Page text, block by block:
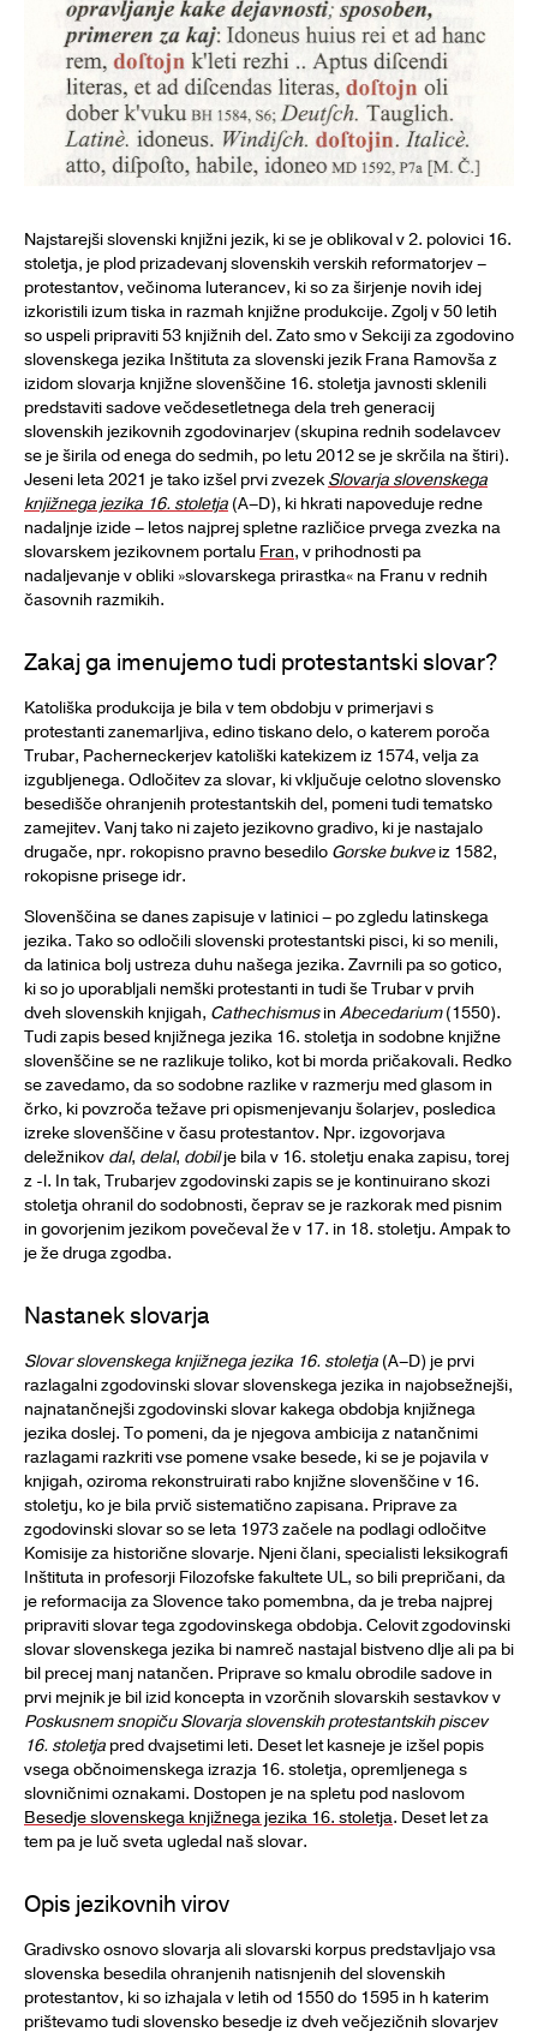
Najstarejši slovenski knjižni jezik, ki se je oblikoval v 2. polovici 16.
stoletja, je plod prizadevanj slovenskih verskih reformatorjev –
protestantov, večinoma luterancev, ki so za širjenje novih idej
izkoristili izum tiska in razmah knjižne produkcije. Zgolj v 50 letih
so uspeli pripraviti 53 knjižnih del. Zato smo v Sekciji za zgodovino
slovenskega jezika Inštituta za slovenski jezik Frana Ramovša z
izidom slovarja knjižne slovenščine 16. stoletja javnosti sklenili
predstaviti sadove večdesetletnega dela treh generacij
slovenskih jezikovnih zgodovinarjev (skupina rednih sodelavcev
se je širila od enega do sedmih, po letu 2012 se je skrčila na štiri).
Jeseni leta 2021 je tako izšel prvi zvezekSlovarja slovenskega
knjižnega jezika 16. stoletja (A–D), ki hkrati napoveduje redne
nadaljnje izide – letos najprej spletne različice prvega zvezka na
slovarskem jezikovnem portalu Fran, v prihodnosti pa
nadaljevanje v obliki »slovarskega prirastka« na Franu v rednih
časovnih razmikih.
Zakaj ga imenujemo tudi protestantski slovar?
Katoliška produkcija je bila v tem obdobju v primerjavi s
protestanti zanemarljiva, edino tiskano delo, o katerem poroča
Trubar, Pacherneckerjev katoliški katekizem iz 1574, velja za
izgubljenega. Odločitev za slovar, ki vključuje celotno slovensko
besedišče ohranjenih protestantskih del, pomeni tudi tematsko
zamejitev. Vanj tako ni zajeto jezikovno gradivo, ki je nastajalo
drugače, npr. rokopisno pravno besedilo Gorske bukveiz 1582,
rokopisne prisege idr.
Slovenščina se danes zapisuje v latinici – po zgledu latinskega
jezika. Tako so odločili slovenski protestantski pisci, ki so menili,
da latinica bolj ustreza duhu našega jezika. Zavrnili pa so gotico,
ki so jo uporabljali nemški protestanti in tudi še Trubar v prvih
dveh slovenskih knjigah, Cathechismusin Abecedarium(1550).
Tudi zapis besed knjižnega jezika 16. stoletja in sodobne knjižne
slovenščine se ne razlikuje toliko, kot bi morda pričakovali. Redko
se zavedamo, da so sodobne razlike v razmerju med glasom in
črko, ki povzroča težave pri opismenjevanju šolarjev, posledica
izreke slovenščine v času protestantov. Npr. izgovorjava
deležnikov dal, delal, dobilje bila v 16. stoletju enaka zapisu, torej
z -l. In tak, Trubarjev zgodovinski zapis se je kontinuirano skozi
stoletja ohranil do sodobnosti, čeprav se je razkorak med pisnim
in govorjenim jezikom povečeval že v 17. in 18. stoletju. Ampak to
je že druga zgodba.
Nastanek slovarja
Slovar slovenskega knjižnega jezika 16. stoletja (A–D) je prvi
razlagalni zgodovinski slovar slovenskega jezika in najobsežnejši,
najnatančnejši zgodovinski slovar kakega obdobja knjižnega
jezika doslej. To pomeni, da je njegova ambicija z natančnimi
razlagami razkriti vse pomene vsake besede, ki se je pojavila v
knjigah, oziroma rekonstruirati rabo knjižne slovenščine v 16.
stoletju, ko je bila prvič sistematično zapisana. Priprave za
zgodovinski slovar so se leta 1973 začele na podlagi odločitve
Komisije za historične slovarje. Njeni člani, specialisti leksikografi
Inštituta in profesorji Filozofske fakultete UL, so bili prepričani, da
je reformacija za Slovence tako pomembna, da je treba najprej
pripraviti slovar tega zgodovinskega obdobja. Celovit zgodovinski
slovar slovenskega jezika bi namreč nastajal bistveno dlje ali pa bi
bil precej manj natančen. Priprave so kmalu obrodile sadove in
prvi mejnik je bil izid koncepta in vzorčnih slovarskih sestavkov v
Poskusnem snopiču Slovarja slovenskih protestantskih piscev
16. stoletja pred dvajsetimi leti. Deset let kasneje je izšel popis
vsega občnoimenskega izrazja 16. stoletja, opremljenega s
slovničnimi oznakami. Dostopen je na spletu pod naslovom
Besedje slovenskega knjižnega jezika 16. stoletja. Deset let za
tem pa je luč sveta ugledal naš slovar.
Opis jezikovnih virov
Gradivsko osnovo slovarja ali slovarski korpus predstavljajo vsa
slovenska besedila ohranjenih natisnjenih del slovenskih
protestantov, ki so izhajala v letih od 1550 do 1595 in h katerim
prištevamo tudi slovensko besedje iz dveh večjezičnih slovarjev